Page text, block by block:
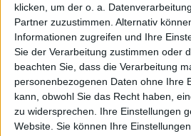
klicken, um der o. a.
Partner zuzustimmen. Alternativ
Informationen zugreifen und Ihre
Sie der Verarbeitung zustimmen oder
beachten Sie, dass die Verarbeitung
personenbezogenen Daten ohne Ihre
kann, obwohl Sie das Recht haben,
zu widersprechen. Ihre Einstellungen
Website. Sie können Ihre